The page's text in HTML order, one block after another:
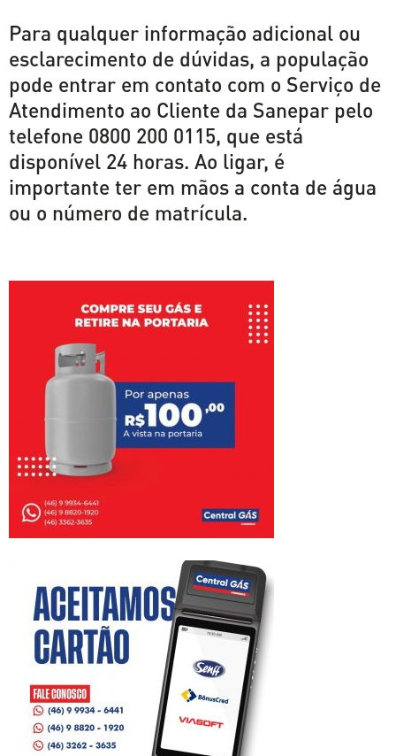
Para qualquer informação adicional ou
esclarecimento de dúvidas, a população
pode entrar em contato com o Serviço de
Atendimento ao Cliente da Sanepar pelo
telefone 0800 200 0115, que está
disponível 24 horas. Ao ligar, é
importante ter em mãos a conta de água
ou o número de matrícula.